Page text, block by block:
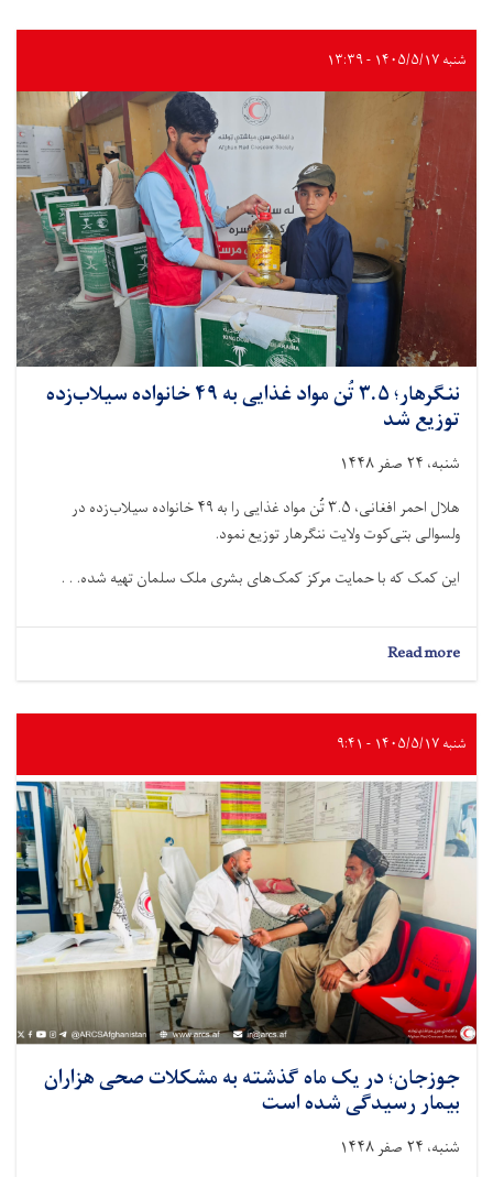
شنبه ۱۴۰۵/۵/۱۷ - ۱۳:۳۹
ننگرهار؛ ۳.۵ تُن مواد غذایی به ۴۹ خانواده سیلاب‌زده
توزیع شد
شنبه، ۲۴ صفر ۱۴۴۸
هلال احمر افغانی، ۳.۵ تُن مواد غذایی را به ۴۹ خانواده سیلاب‌زده در
ولسوالی بتی‌کوت ولایت ننگرهار توزیع نمود.
این کمک که با حمایت مرکز کمک‌های بشرى ملک سلمان تهیه شده. . .
Read more
ننگرهار؛
تُن
مواد
به
۴۹
خانواده
سیلاب‌زده
توزیع
شد
شنبه ۱۴۰۵/۵/۱۷ - ۹:۴۱
جوزجان؛ در یک ماه گذشته به مشکلات صحی هزاران
بیمار رسیدگی شده است
شنبه، ۲۴ صفر ۱۴۴۸